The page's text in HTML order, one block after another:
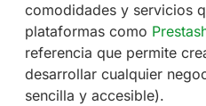
comodidades y servicios
plataformas como
referencia que permite
desarrollar cualquier
sencilla y accesible).